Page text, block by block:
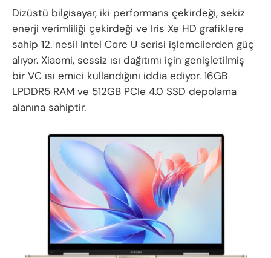
Dizüstü bilgisayar, iki performans çekirdeği, sekiz
enerji verimliliği çekirdeği ve Iris Xe HD grafiklere
sahip 12. nesil Intel Core U serisi işlemcilerden güç
alıyor. Xiaomi, sessiz ısı dağıtımı için genişletilmiş
bir VC ısı emici kullandığını iddia ediyor. 16GB
LPDDR5 RAM ve 512GB PCIe 4.0 SSD depolama
alanına sahiptir.